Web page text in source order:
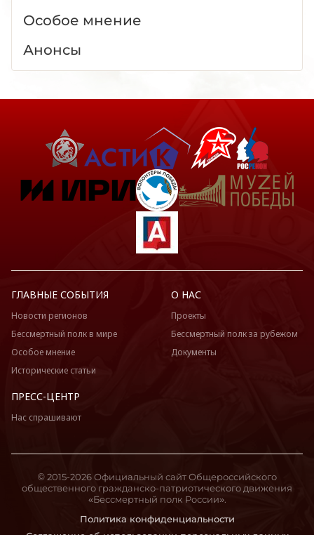
Особое мнение
Анонсы
ГЛАВНЫЕ СОБЫТИЯ
Новости регионов
Бессмертный полк в мире
Особое мнение
Исторические статьи
О НАС
Проекты
Бессмертный полк за рубежом
Документы
ПРЕСС-ЦЕНТР
Нас спрашивают
Политика конфиденциальности
© 2015-2026 Официальный сайт Общероссийского
общественного гражданско-патриотического движения
«Бессмертный полк России».